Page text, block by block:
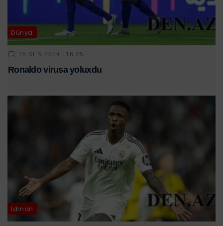
Dünya
15 SEN 2024 | 16:25
Ronaldo virusa yoluxdu
İdman